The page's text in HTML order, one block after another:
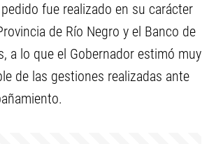
fue realizado en su carácter
de Río Negro y el Banco de
a lo que el Gobernador estimó muy
de las gestiones realizadas ante